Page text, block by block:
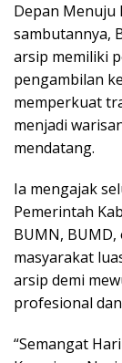
Depan Menuju
sambutannya,
arsip memiliki
pengambilan
memperkuat
menjadi
mendatang.
Ia mengajak
Pemerintah
BUMN,
masyarakat
arsip demi
profesional
“Semangat